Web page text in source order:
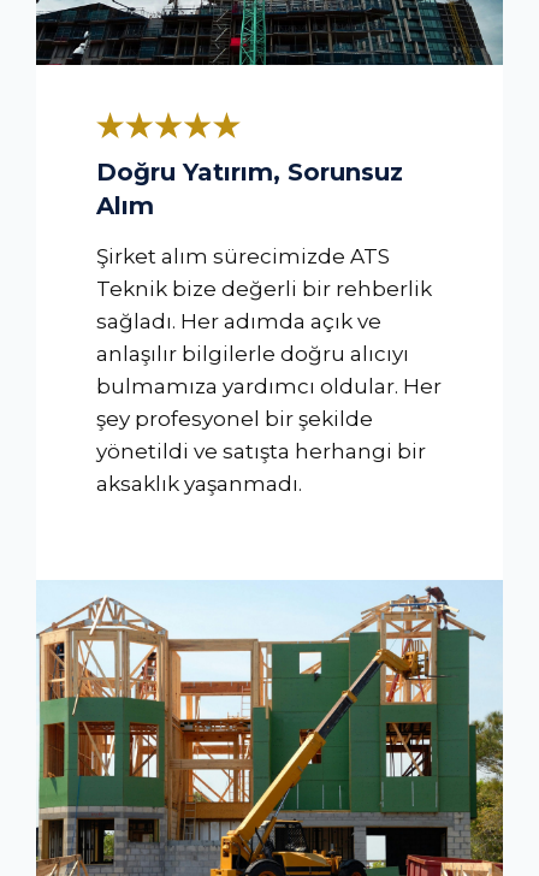
Doğru Yatırım, Sorunsuz
Alım
Şirket alım sürecimizde ATS
Teknik bize değerli bir rehberlik
sağladı. Her adımda açık ve
anlaşılır bilgilerle doğru alıcıyı
bulmamıza yardımcı oldular. Her
şey profesyonel bir şekilde
yönetildi ve satışta herhangi bir
aksaklık yaşanmadı.